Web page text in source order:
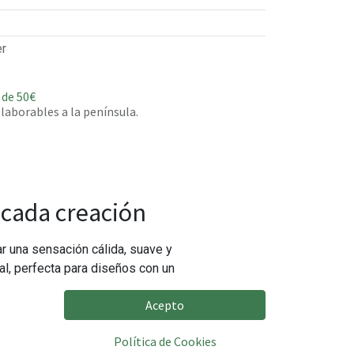
50€
a la península.
creación
una sensación cálida, suave y
perfecta para diseños con un
Acepto
Política de Cookies